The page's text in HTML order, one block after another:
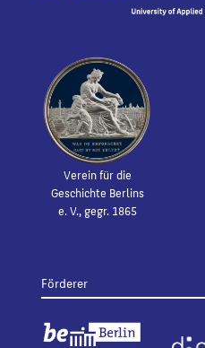
Verein für die
Geschichte Berlins
e. V., gegr. 1865
Förderer